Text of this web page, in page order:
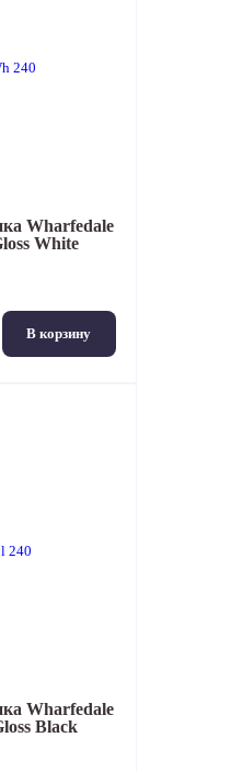
Wharfedale
White
В корзину
Wharfedale
Black